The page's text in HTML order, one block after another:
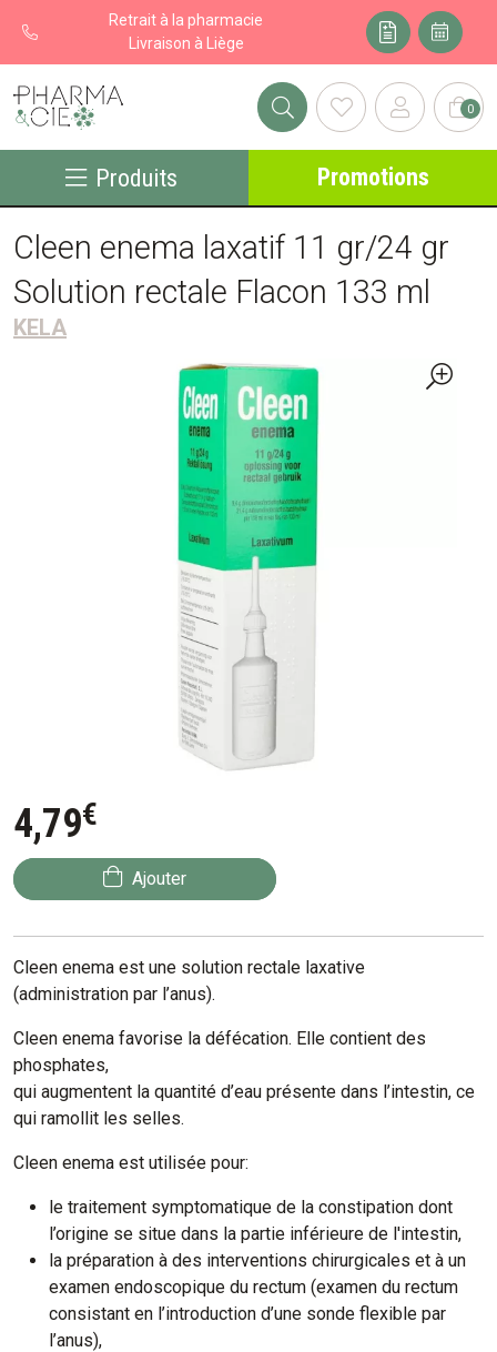
Retrait à la pharmacie
Livraison à Liège
Pharma&cie - Pharmacie des Franchises Votre export 0
Produits Promotions
Cleen enema laxatif 11 gr/24 gr
Solution rectale Flacon 133 ml
KELA
4,79€
Ajouter
Cleen enema est une solution rectale laxative
(administration par l’anus).
Cleen enema favorise la défécation. Elle contient des
phosphates,
qui augmentent la quantité d’eau présente dans l’intestin, ce
qui ramollit les selles.
Cleen enema est utilisée pour:
le traitement symptomatique de la constipation dont
l’origine se situe dans la partie inférieure de l'intestin,
la préparation à des interventions chirurgicales et à un
examen endoscopique du rectum (examen du rectum
consistant en l’introduction d’une sonde flexible par
l’anus),